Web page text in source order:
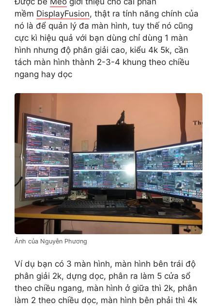
mềm DisplayFusion, thật ra tính năng chính của
nó là để quản lý đa màn hình, tuy thế nó cũng
cực kì hiệu quả với bạn dùng chỉ dùng 1 màn
hình nhưng độ phân giải cao, kiểu 4k 5k, cần
tách màn hình thành 2-3-4 khung theo chiều
ngang hay dọc
Ảnh của Nguyễn Phương
Ví dụ bạn có 3 màn hình, màn hình bên trái độ
phân giải 2k, dựng dọc, phân ra làm 5 cửa sổ
theo chiều ngang, màn hình ở giữa thì 2k, phân
làm 2 theo chiều dọc, màn hình bên phải thì 4k